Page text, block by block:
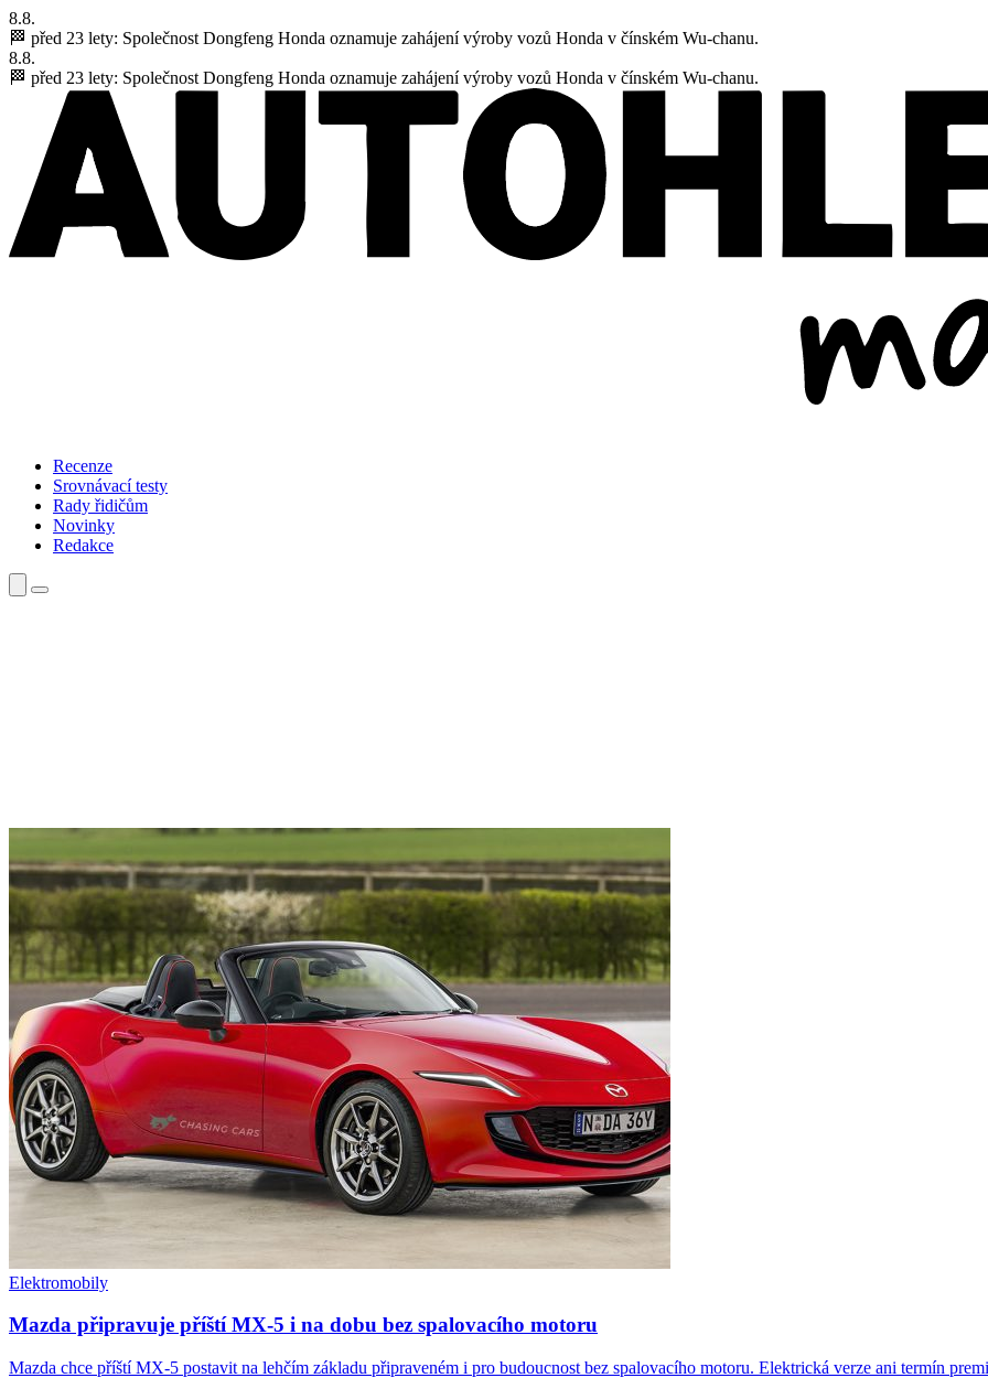
8.8.
🏁 před 23 lety: Společnost Dongfeng Honda oznamuje zahájení výroby vozů Honda v čínském Wu-chanu.
8.8.
🏁 před 23 lety: Společnost Dongfeng Honda oznamuje zahájení výroby vozů Honda v čínském Wu-chanu.
Recenze
Srovnávací testy
Rady řidičům
Novinky
Redakce
Elektromobily
Mazda připravuje příští MX-5 i na dobu bez spalovacího motoru
Mazda chce příští MX-5 postavit na lehčím základu připraveném i pro budoucnost bez spalovacího motoru. Elektrická verze ani termín